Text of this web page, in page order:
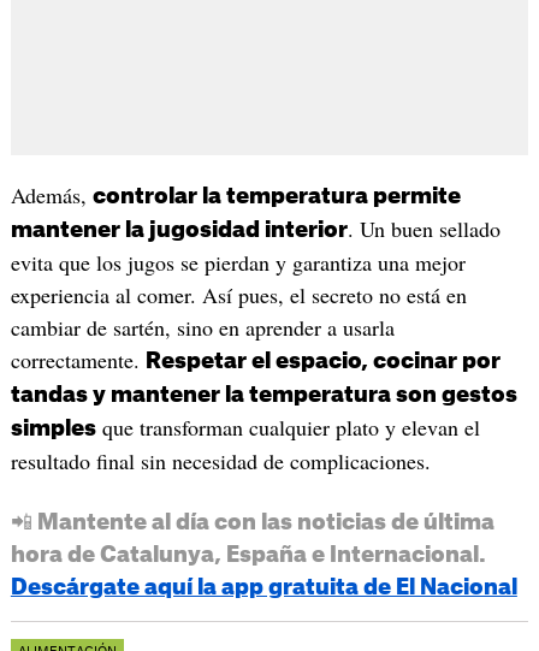
Además, controlar la temperatura permite
mantener la jugosidad interior. Un buen sellado
evita que los jugos se pierdan y garantiza una mejor
experiencia al comer. Así pues, el secreto no está en
cambiar de sartén, sino en aprender a usarla
correctamente.
Respetar el espacio, cocinar por
tandas y mantener la temperatura son gestos
simplesque transforman cualquier plato y elevan el
resultado final sin necesidad de complicaciones.
📲 Mantente al día con las noticias de última
hora de Catalunya, España e Internacional.
Descárgate aquí la app gratuita de El Nacional